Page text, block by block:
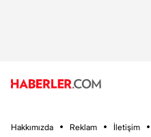
Hakkımızda Reklam İletişim